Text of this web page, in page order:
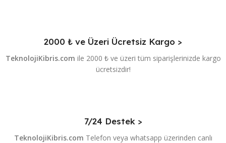
2000 ₺ ve Üzeri Ücretsiz Kargo >
TeknolojiKibris.com ile 2000 ₺ ve üzeri tüm siparişlerinizde kargo
ücretsizdir!
7/24 Destek >
TeknolojiKibris.com Telefon veya whatsapp üzerinden canlı